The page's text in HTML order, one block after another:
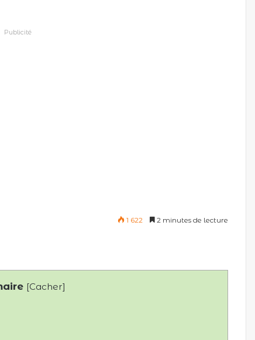
Publicité
1 622 2 minutes de lecture
[Cacher]